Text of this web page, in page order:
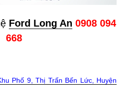
Ford Long An 0908 094
668
Phố 9, Thị Trấn Bến Lức, Huyện